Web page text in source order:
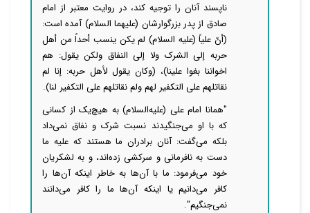
ناپسند آنان را توجیه کند، در روایت معتبر از امام
صادق از پدر بزرگوارشان (علیهما السلام) آمده است:
(أنّ علیاً (علیه السلام) لم یکن ینسب أحداً من أهل
حربه إلی الشرک ولا إلی النفاق ولکن یقول: هم
اخواننا بغوا علینا)، (وکان یقول لأهل حربه: إنا لم
نقاتلهم علی التکفیر لهم ولم نقاتلهم علی التکفیر لنا).
"همانا امام علی (علیه‌السلام) به هیچ‌یک از کسانی
که با او می‌جنگیدند نسبت شرک و نفاق نمی‌داد
بلکه می‌گفت: آنان برادران ما هستند که علیه ما
دست به نافرمانی و سرکشی زده‌اند، و به لشکریان
خود می‌فرمود: ما با آن‌ها به خاطر اینکه آن‌ها را
کافر می‌دانیم یا اینکه آن‌ها ما را کافر می‌دانند
نمی‌جنگیم".